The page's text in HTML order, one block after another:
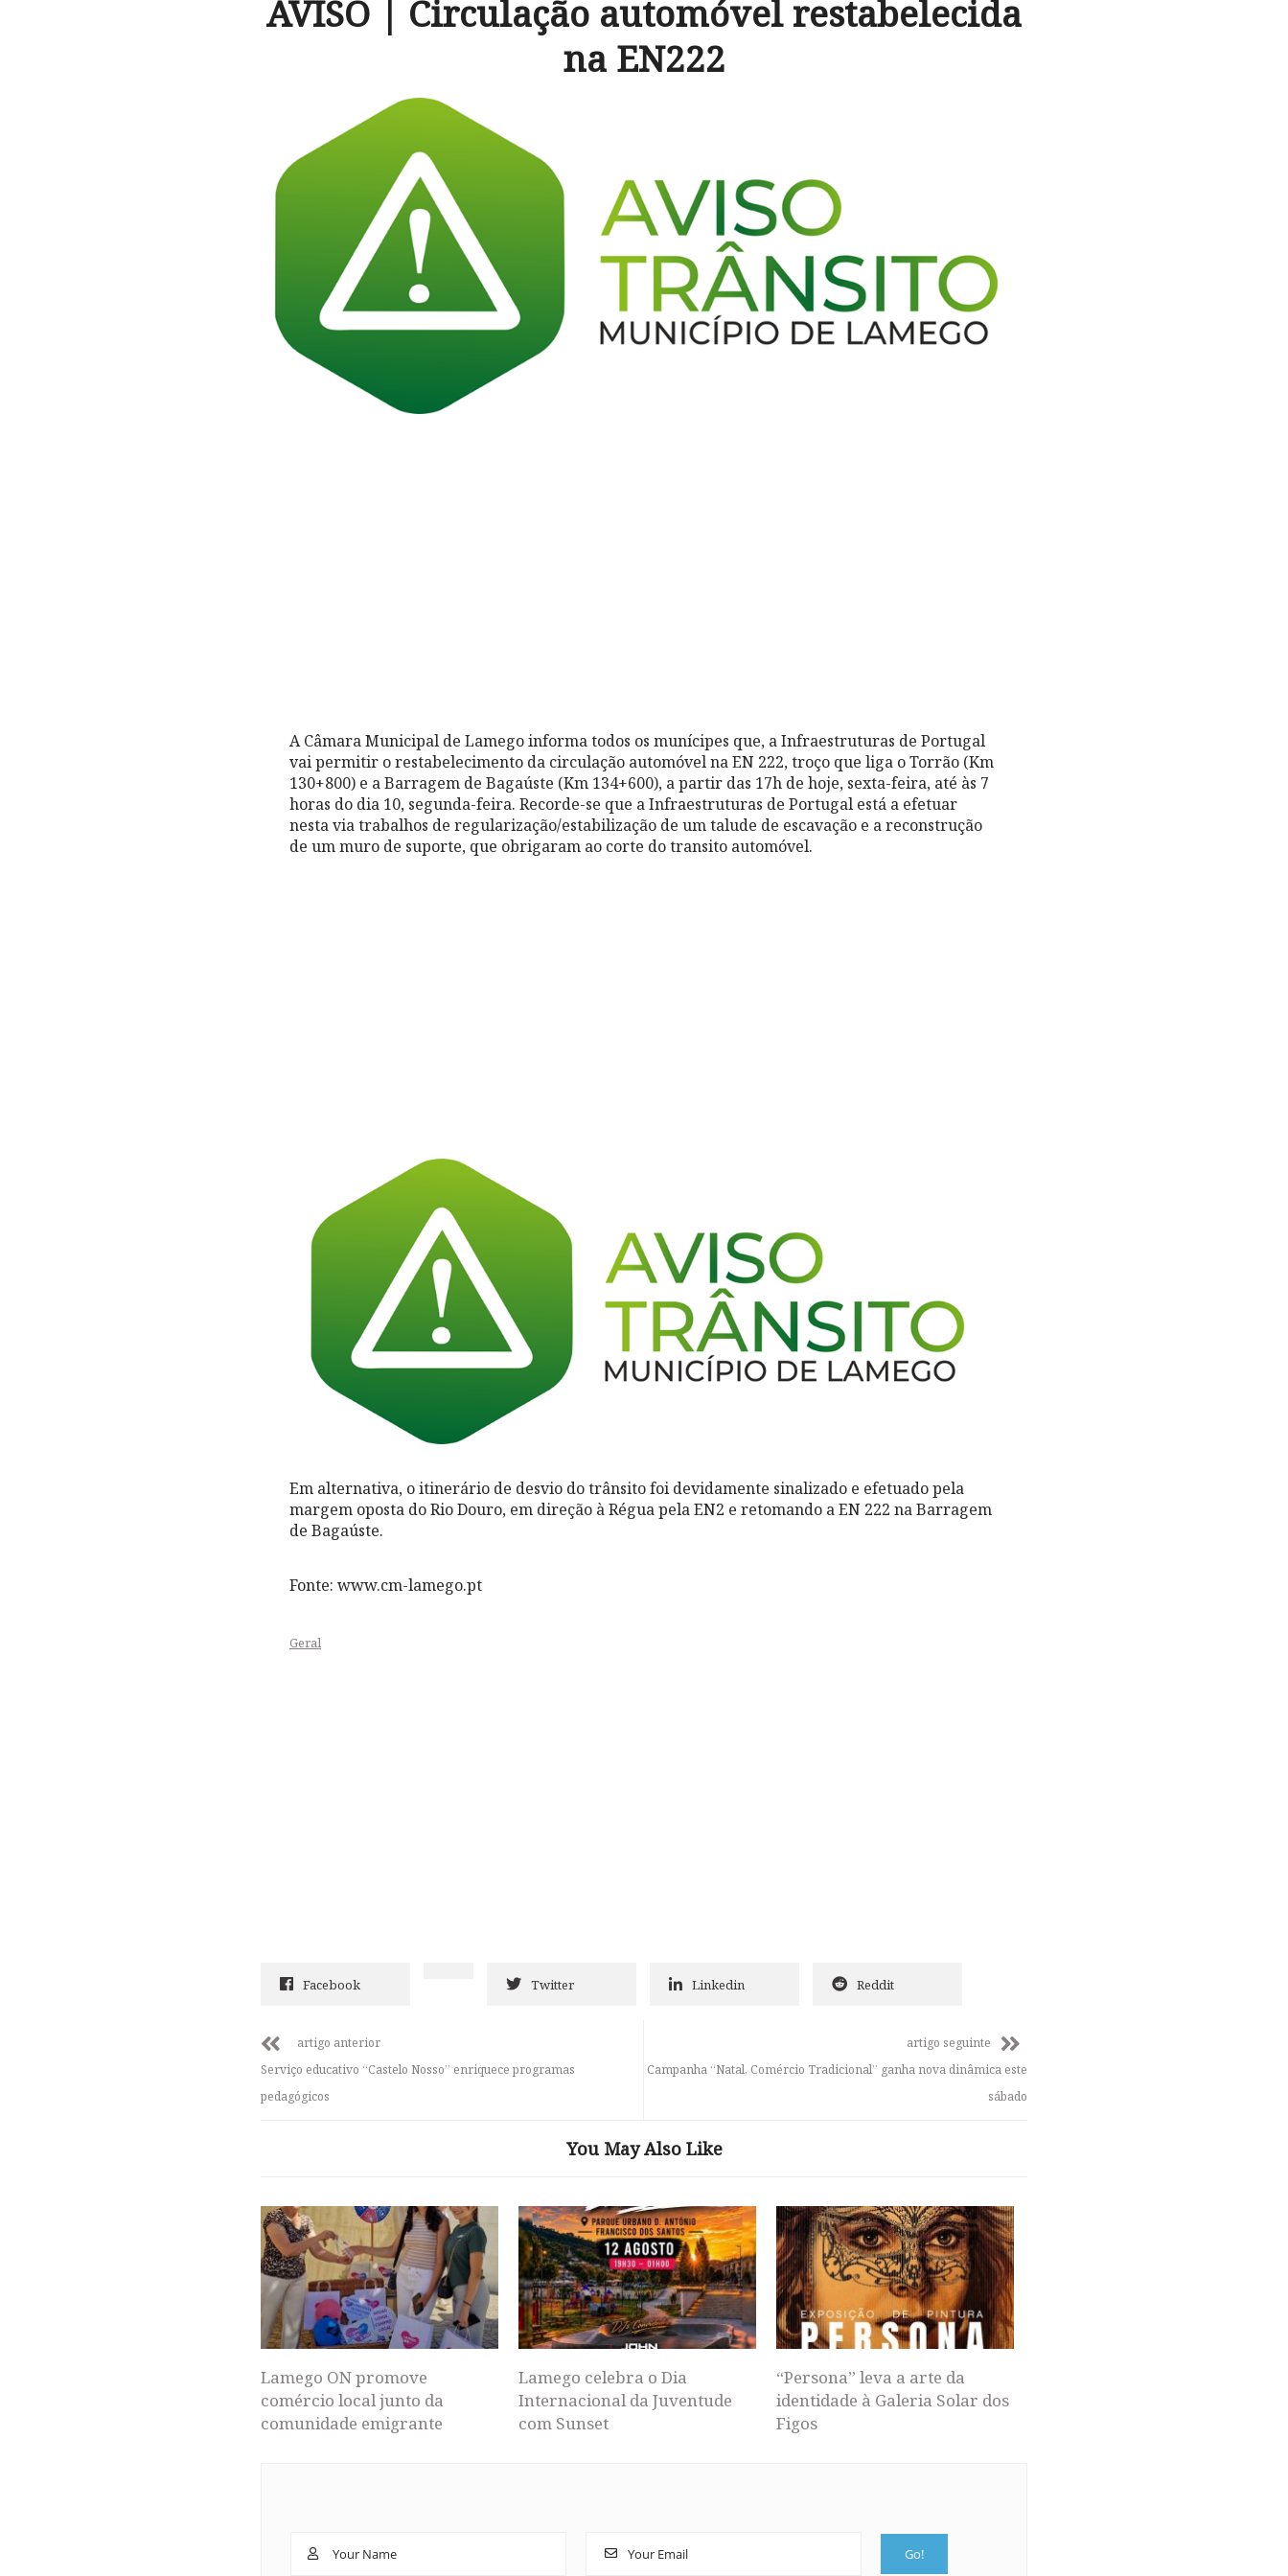
AVISO | Circulação automóvel restabelecida
na EN222
A Câmara Municipal de Lamego informa todos os munícipes que, a Infraestruturas de Portugal
vai permitir o restabelecimento da circulação automóvel na EN 222, troço que liga o Torrão (Km
130+800) e a Barragem de Bagaúste (Km 134+600), a partir das 17h de hoje, sexta-feira, até às 7
horas do dia 10, segunda-feira. Recorde-se que a Infraestruturas de Portugal está a efetuar
nesta via trabalhos de regularização/estabilização de um talude de escavação e a reconstrução
de um muro de suporte, que obrigaram ao corte do transito automóvel.
Em alternativa, o itinerário de desvio do trânsito foi devidamente sinalizado e efetuado pela
margem oposta do Rio Douro, em direção à Régua pela EN2 e retomando a EN 222 na Barragem
de Bagaúste.
Fonte: www.cm-lamego.pt
Geral
Facebook Twitter Linkedin Reddit
artigo anterior
Serviço educativo “Castelo Nosso” enriquece programas
pedagógicos
artigo seguinte
Campanha “Natal, Comércio Tradicional” ganha nova dinâmica este
sábado
You May Also Like
Lamego ON promove
comércio local junto da
comunidade emigrante
Lamego celebra o Dia
Internacional da Juventude
com Sunset
“Persona” leva a arte da
identidade à Galeria Solar dos
Figos